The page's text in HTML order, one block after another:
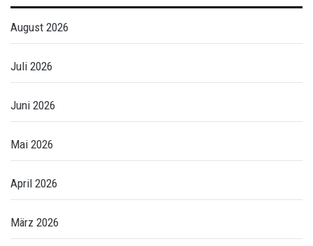
August 2026
Juli 2026
Juni 2026
Mai 2026
April 2026
März 2026